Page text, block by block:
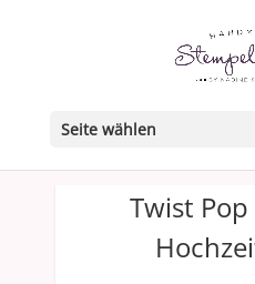
Seite wählen
Twist